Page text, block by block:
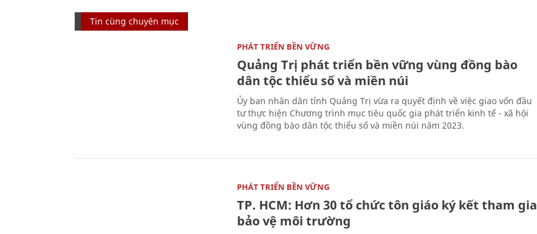
Tin cùng chuyên mục
PHÁT TRIỂN BỀN VỮNG
Quảng Trị phát triển bền vững vùng đồng bào
dân tộc thiểu số và miền núi
Ủy ban nhân dân tỉnh Quảng Trị vừa ra quyết định về việc giao vốn đầu
tư thực hiện Chương trình mục tiêu quốc gia phát triển kinh tế - xã hội
vùng đồng bào dân tộc thiểu số và miền núi năm 2023.
PHÁT TRIỂN BỀN VỮNG
TP. HCM: Hơn 30 tổ chức tôn giáo ký kết tham gia
bảo vệ môi trường